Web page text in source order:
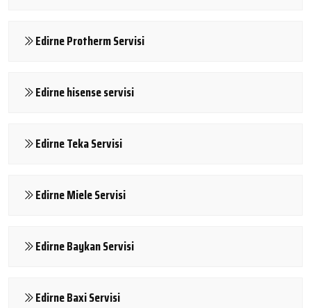
Edirne Protherm Servisi
Edirne hisense servisi
Edirne Teka Servisi
Edirne Miele Servisi
Edirne Baykan Servisi
Edirne Baxi Servisi